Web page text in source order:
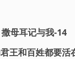
撒母耳记与我-14
王和百姓都要活